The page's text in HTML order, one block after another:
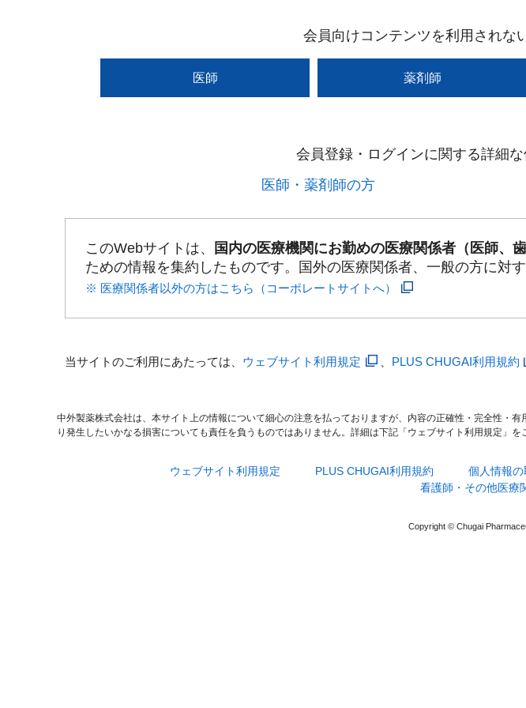
会員向けコンテンツを利用されな
医師 薬剤師
会員登録・ログインに関する詳細
医師・薬剤師の方​
このWebサイトは、 国内の医療機関にお勤めの医療関係者（医師、
ための情報を集約したものです。国外の医療関係者、一般の方に対
※ 医療関係者以外の方はこちら（コーポレートサイトへ）
当サイトのご利用にあたっては、 ウェブサイト利用規定 PLUS CHUGAI利用規約
中外製薬株式会社は、本サイト上の情報について細心の注意を払っておりますが、内容の正確性・完全性・
り発生したいかなる損害についても責任を負うものではありません。詳細は下記「ウェブサイト利用規定」を
ウェブサイト利用規定 PLUS CHUGAI利用規約 個人情報
看護師・その他医療
Copyright © Chugai